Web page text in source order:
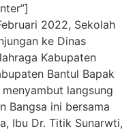
2022, Sekolah
ke Dinas
Kabupaten
Bantul Bapak
langsung
Bangsa ini bersama
Ibu Dr. Titik Sunarwti,